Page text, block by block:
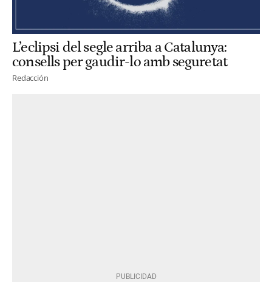
L’eclipsi del segle arriba a Catalunya:
consells per gaudir-lo amb seguretat
Redacción